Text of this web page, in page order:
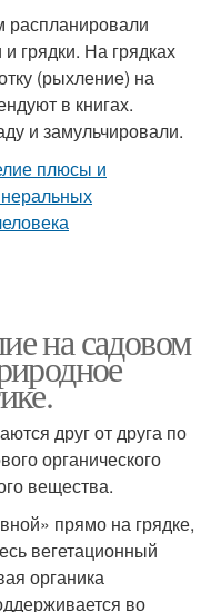
распланировали
грядки. На грядках
(рыхление) на
в книгах.
и замульчировали.
на садовом
друг от друга по
органического
вещества.
прямо на грядке,
вегетационный
органика
во